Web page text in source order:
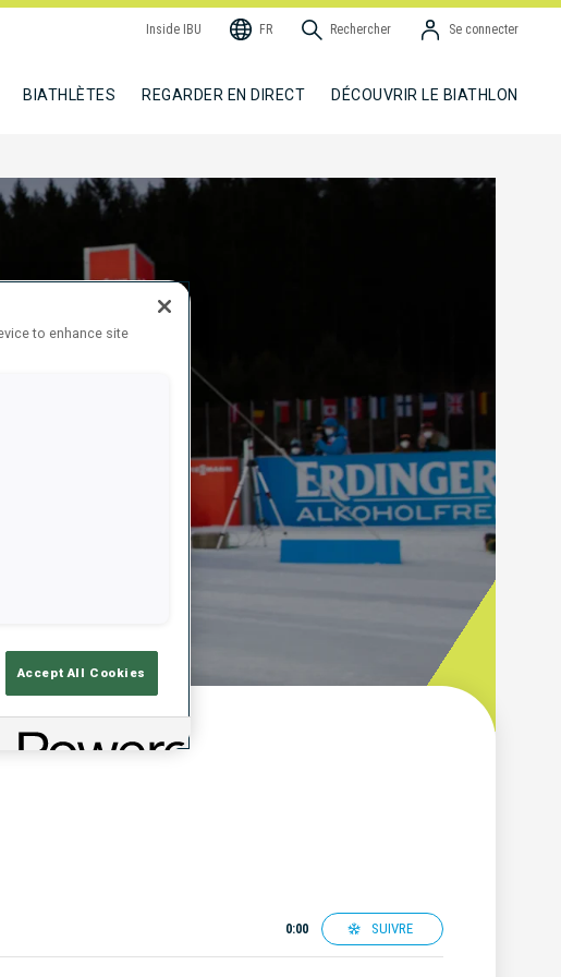
Inside IBU FR Rechercher Se connecter
BIATHLÈTES REGARDER EN DIRECT DÉCOUVRIR LE BIATHLON
0:00 SUIVRE
to enhance site
Accept All Cookies